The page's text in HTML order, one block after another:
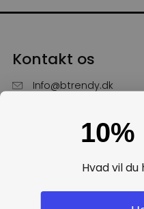
Kontakt os
Info@btrendy.dk
Hverdage fra kl. 10 - 16
Hvad vil